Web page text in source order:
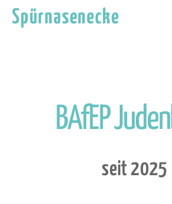
Spürnasenecke
BAfEPJuden
seit 2025